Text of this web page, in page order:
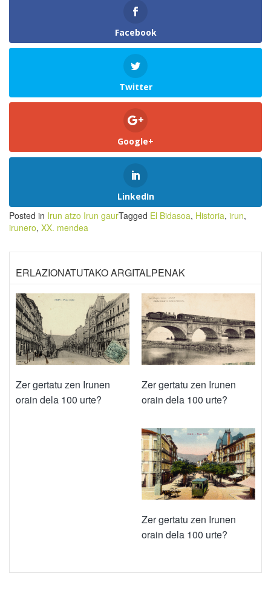
Facebook
Twitter
Google+
LinkedIn
Posted in Irun atzo Irun gaurTagged El Bidasoa, Historia, irun,
irunero, XX. mendea
ERLAZIONATUTAKO ARGITALPENAK
Zer gertatu zen Irunen
orain dela 100 urte?
Zer gertatu zen Irunen
orain dela 100 urte?
Zer gertatu zen Irunen
orain dela 100 urte?